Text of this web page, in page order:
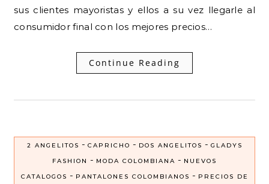
sus clientes mayoristas y ellos a su vez llegarle al
consumidor final con los mejores precios…
Continue Reading
2 ANGELITOS - CAPRICHO - DOS ANGELITOS - GLADYS
FASHION
- MODA COLOMBIANA - NUEVOS
CATALOGOS - PANTALONES COLOMBIANOS - PRECIOS DE